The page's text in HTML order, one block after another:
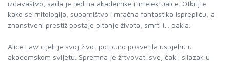
izdavaštvo, sada je red na akademike i intelektualce. Otkrijte
kako se mitologija, suparništvo i mračna fantastika isprepliću, a
znanstveni prestiž postaje pitanje života, smrti i… pakla.
Alice Law cijeli je svoj život potpuno posvetila uspjehu u
akademskom svijetu. Spremna je žrtvovati sve, čak i silazak u